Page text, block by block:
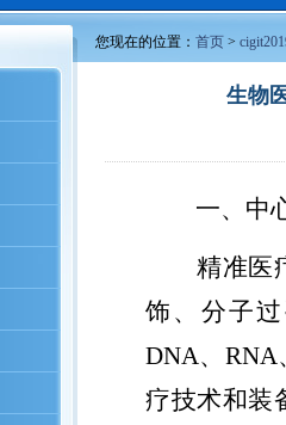
您现在的位置： 首页 >
生物
一、中
精准医
饰、分子
DNA、 RNA
疗技术和装